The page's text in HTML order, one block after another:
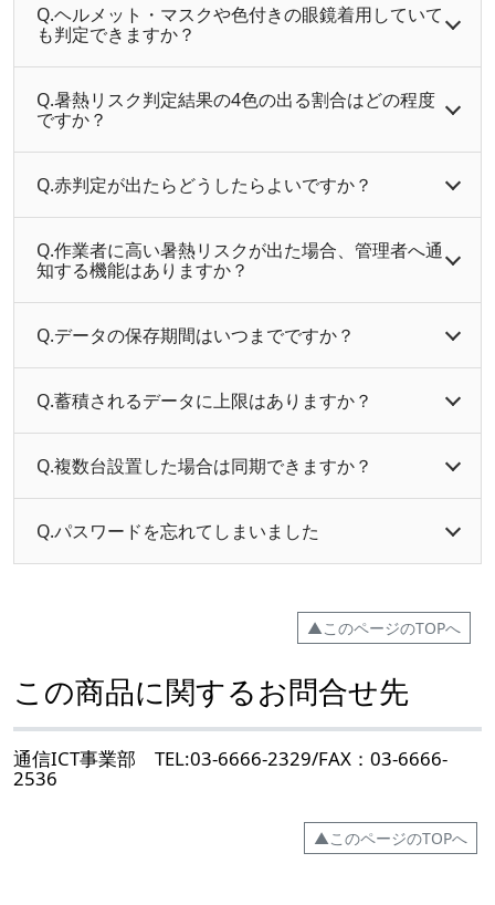
Q.ヘルメット・マスクや色付きの眼鏡着用していて
も判定できますか？
Q.暑熱リスク判定結果の4色の出る割合はどの程度
ですか？
Q.赤判定が出たらどうしたらよいですか？
Q.作業者に高い暑熱リスクが出た場合、管理者へ通
知する機能はありますか？
Q.データの保存期間はいつまでですか？
Q.蓄積されるデータに上限はありますか？
Q.複数台設置した場合は同期できますか？
Q.パスワードを忘れてしまいました
▲このページのTOPへ
この商品に関するお問合せ先
通信ICT事業部 TEL:03-6666-2329/FAX：03-6666-
2536
▲このページのTOPへ